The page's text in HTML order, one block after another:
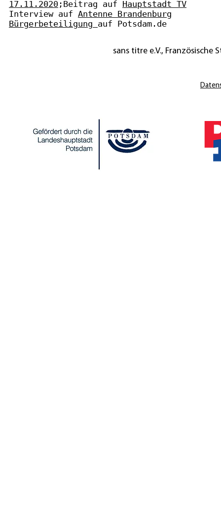
17.11.2020 ;Beitrag auf Hauptstadt TV
Interview auf Antenne Brandenburg
Bürgerbeteiligung auf Potsdam.de
sans titre e.V., Französische